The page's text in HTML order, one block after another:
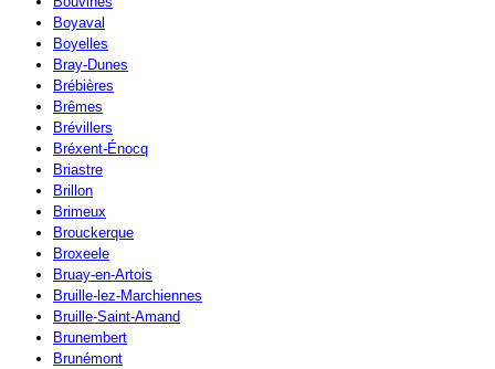
Boyaval
Boyelles
Bray-Dunes
Brébières
Brêmes
Brévillers
Bréxent-Énocq
Briastre
Brillon
Brimeux
Brouckerque
Broxeele
Bruay-en-Artois
Bruille-lez-Marchiennes
Bruille-Saint-Amand
Brunembert
Brunémont